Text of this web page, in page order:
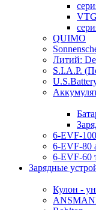
QUIMO
Литий:
S.I.A.P.
6-EVF-
6-EVF-80
6-EVF-60
Зарядные
Кулон -